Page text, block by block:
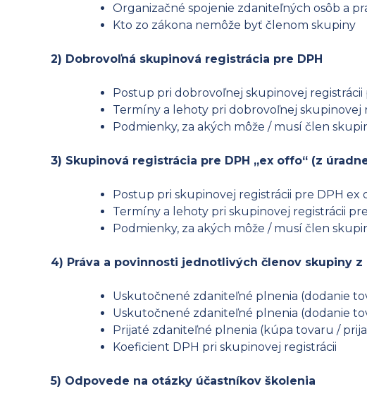
Organizačné spojenie zdaniteľných osôb a
Kto zo zákona nemôže byť členom skupiny
2) Dobrovoľná skupinová registrácia pre DPH
Postup pri dobrovoľnej skupinovej registrácii
Termíny a lehoty pri dobrovoľnej skupinovej
Podmienky, za akých môže / musí člen
3) Skupinová registrácia pre DPH „ex offo“ (z
Postup pri skupinovej registrácii pre DPH ex
Termíny a lehoty pri skupinovej registrácii
Podmienky, za akých môže / musí člen
4) Práva a povinnosti jednotlivých členov skupiny z
Uskutočnené zdaniteľné plnenia (dodanie
Uskutočnené zdaniteľné plnenia (dodanie
Prijaté zdaniteľné plnenia (kúpa tovaru /
Koeficient DPH pri skupinovej registrácii
5) Odpovede na otázky účastníkov školenia